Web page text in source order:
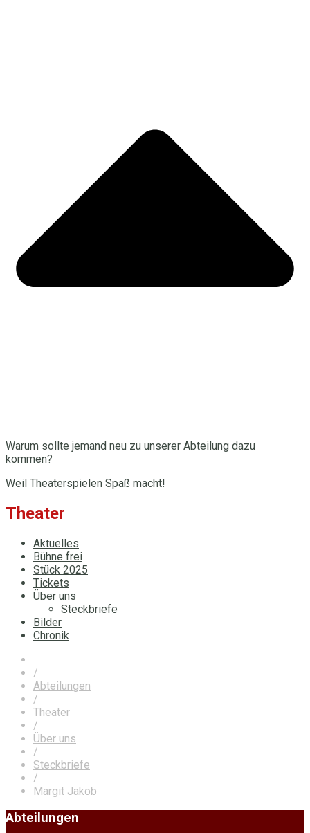
Warum sollte jemand neu zu unserer Abteilung dazu
kommen?
Weil Theaterspielen Spaß macht!
Theater
Aktuelles
Bühne frei
Stück 2025
Tickets
Über uns
Steckbriefe
Bilder
Chronik
/
Abteilungen
/
Theater
/
Über uns
/
Steckbriefe
/
Margit Jakob
Abteilungen